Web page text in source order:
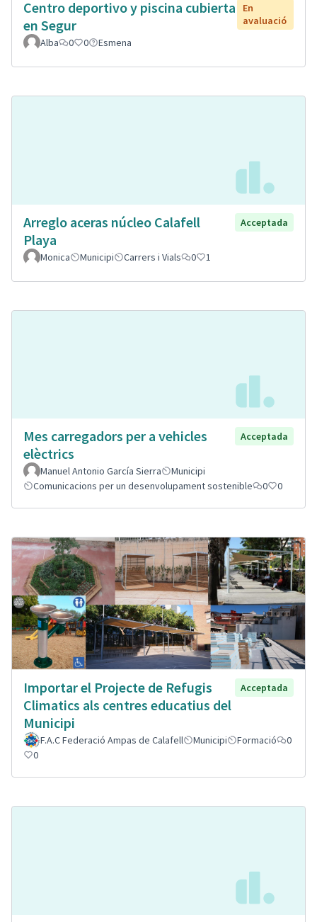
Centro deportivo y piscina cubierta
en Segur
En
avaluació
Alba
0 0 Esmena
Arreglo aceras núcleo Calafell
Playa
Acceptada
Monica Municipi Carrers i Vials 0 1
Mes carregadors per a vehicles
elèctrics
Acceptada
Manuel Antonio García Sierra
Municipi
Comunicacions per un desenvolupament sostenible
0 0
Importar el Projecte de Refugis
Climatics als centres educatius del
Municipi
Acceptada
F.A.C Federació Ampas de Calafell Municipi Formació
0
0